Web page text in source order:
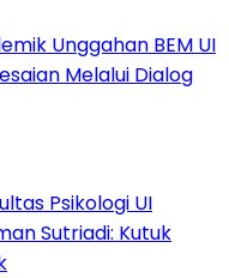
Unggahan BEM UI
Melalui Dialog
Psikologi UI
Sutriadi: Kutuk